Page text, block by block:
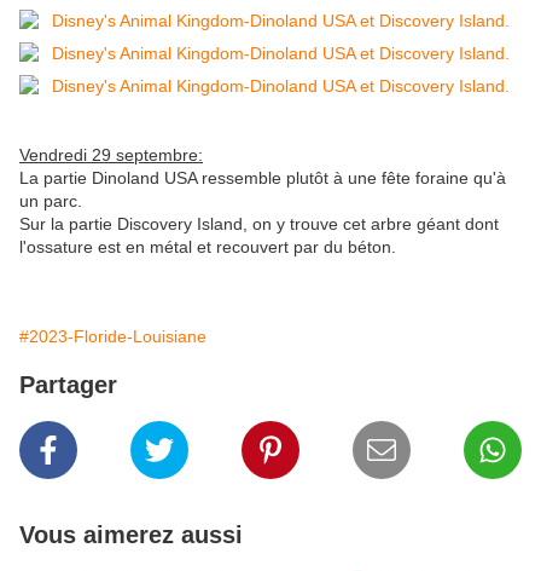
Vendredi 29 septembre:
La partie Dinoland USA ressemble plutôt à une fête foraine qu'à
un parc.
Sur la partie Discovery Island, on y trouve cet arbre géant dont
l'ossature est en métal et recouvert par du béton.
#2023-Floride-Louisiane
Partager
Vous aimerez aussi